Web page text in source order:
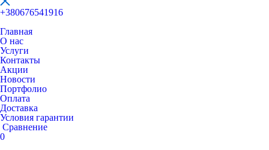
+380676541916
Главная
О нас
Услуги
Контакты
Акции
Новости
Портфолио
Оплата
Доставка
Условия гарантии
Сравнение
0